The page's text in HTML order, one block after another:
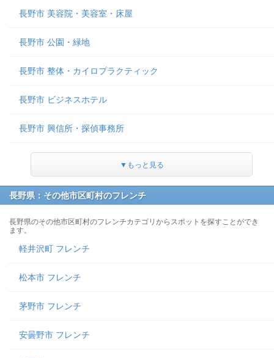
長野市 美容院・美容室・床屋
長野市 公園・緑地
長野市 整体・カイロプラクティック
長野市 ビジネスホテル
長野市 興信所・探偵事務所
▼もっと見る
長野県：その他市区町村のフレンチ
長野県のその他市区町村のフレンチカテゴリからスポットを探すことができ
ます。
軽井沢町 フレンチ
松本市 フレンチ
茅野市 フレンチ
安曇野市 フレンチ